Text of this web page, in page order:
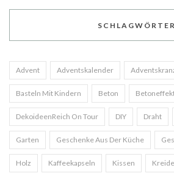
SCHLAGWÖRTER
Advent Adventskalender
Basteln Mit Kindern Beton
DekoideenReich On Tour DIY Draht
Garten Geschenke Aus Der Küche
Holz Kaffeekapseln Kissen